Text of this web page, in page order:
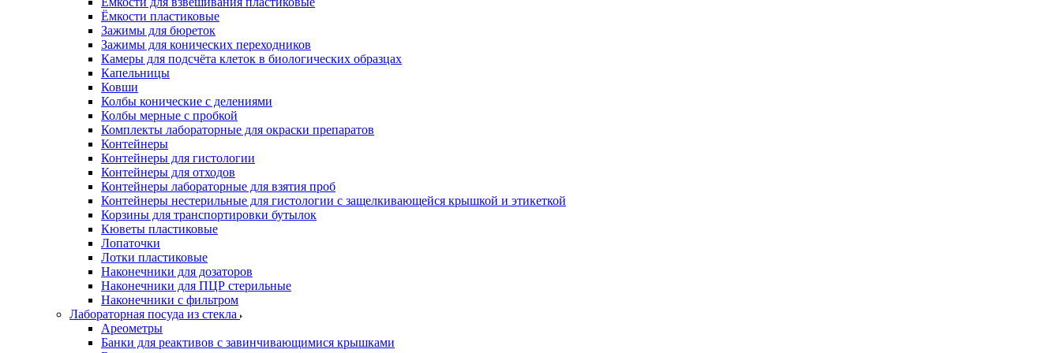
Ёмкости пластиковые
Зажимы для бюреток
Зажимы для конических переходников
Камеры для подсчёта клеток в биологических образцах
Капельницы
Ковши
Колбы конические с делениями
Колбы мерные с пробкой
Комплекты лабораторные для окраски препаратов
Контейнеры
Контейнеры для гистологии
Контейнеры для отходов
Контейнеры лабораторные для взятия проб
Контейнеры нестерильные для гистологии с защелкивающейся крышкой и этикеткой
Корзины для транспортировки бутылок
Кюветы пластиковые
Лопаточки
Лотки пластиковые
Наконечники для дозаторов
Наконечники для ПЦР стерильные
Наконечники с фильтром
Лабораторная посуда из стекла
Ареометры
Банки для реактивов с завинчивающимися крышками